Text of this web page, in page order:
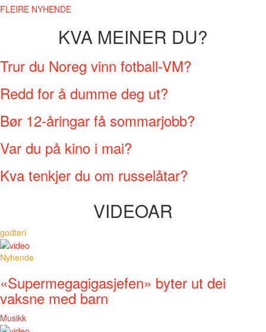
FLEIRE NYHENDE
KVA MEINER DU?
Trur du Noreg vinn fotball-VM?
Redd for å dumme deg ut?
Bør 12-åringar få sommarjobb?
Var du på kino i mai?
Kva tenkjer du om russelåtar?
VIDEOAR
godteri
Nyhende
«Supermegagigasjefen» byter ut dei
vaksne med barn
Musikk